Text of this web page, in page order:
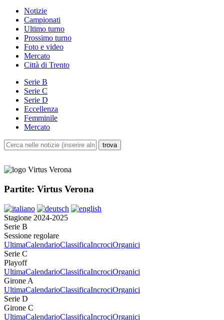
Notizie
Campionati
Ultimo turno
Prossimo turno
Foto e video
Mercato
Città di Trento
Serie B
Serie C
Serie D
Eccellenza
Femminile
Mercato
Partite: Virtus Verona
Stagione 2024-2025
Serie B
Sessione regolare
UltimaCalendarioClassificaIncrociOrganici
Serie C
Playoff
UltimaCalendarioClassificaIncrociOrganici
Girone A
UltimaCalendarioClassificaIncrociOrganici
Serie D
Girone C
UltimaCalendarioClassificaIncrociOrganici